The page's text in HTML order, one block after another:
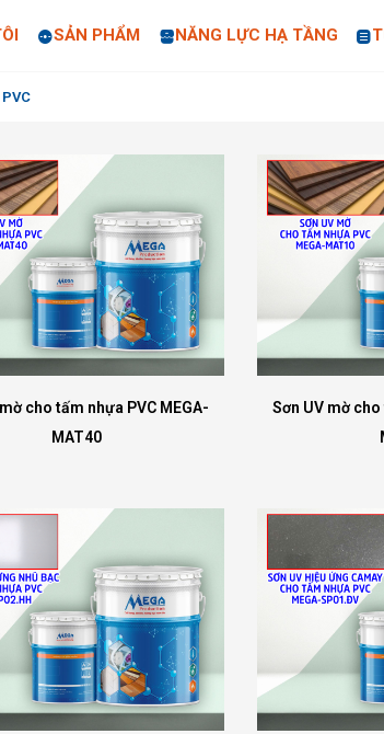
SẢN PHẨM NĂNG LỰC HẠ TẦNG
cho tấm nhựa PVC MEGA-
MAT40
Sơn UV mờ cho